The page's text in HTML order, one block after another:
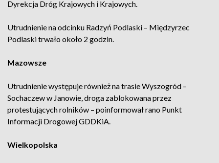
Dyrekcja Dróg Krajowych i Krajowych.
Utrudnienie na odcinku Radzyń Podlaski – Międzyrzec
Podlaski trwało około 2 godzin.
Mazowsze
Utrudnienie występuje również na trasie Wyszogród –
Sochaczew w Janowie, droga zablokowana przez
protestujących rolników – poinformował rano Punkt
Informacji Drogowej GDDKiA.
Wielkopolska